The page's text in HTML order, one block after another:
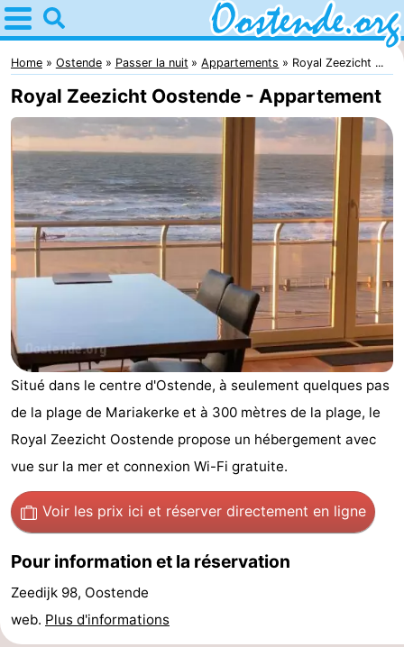
Home
Ostende
Astuces
Avec
les
enfants
Passer
la
Appartements
d'hôtes
Chaumières
-
Breeduyn
Village
Hippodroom
Hôtels
Last
Voir
et
Lieux
Home Ostende Passer la nuit Appartements Royal Zeezicht ...
Royal Zeezicht Oostende - Appartement
Situé dans le centre d'Ostende, à seulement quelques pas
de la plage de Mariakerke et à 300 mètres de la plage, le
Royal Zeezicht Oostende propose un hébergement avec
vue sur la mer et connexion Wi-Fi gratuite.
Voir les prix ici et réserver directement en ligne
Pour information et la réservation
Zeedijk 98, Oostende
web. Plus d'informations